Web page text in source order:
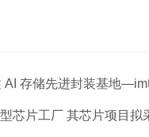
AI 存储先进封装基地—im
芯片工厂 其芯片项目